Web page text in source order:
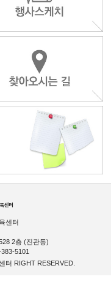
센터
2층 (진관동)
5101
터 RIGHT RESERVED.